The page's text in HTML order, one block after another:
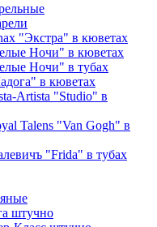
"Экстра" в кюветах
Ночи" в кюветах
Ночи" в тубах
в кюветах
Artista "Studio" в
Talens "Van Gogh" в
"Frida" в тубах
штучно